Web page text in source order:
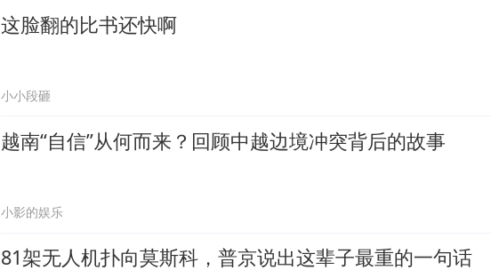
这脸翻的比书还快啊
小小段砸
越南“自信”从何而来？回顾中越边境冲突背后的故事
小影的娱乐
81架无人机扑向莫斯科，普京说出这辈子最重的一句话